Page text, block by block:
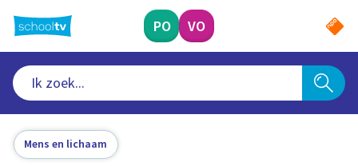
naar
hoofdinhoud
PO VO
Mens en lichaam